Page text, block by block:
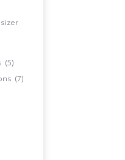
55
สินค้า
77
ค้า